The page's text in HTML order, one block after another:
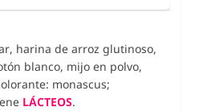
harina de arroz glutinoso,
blanco, mijo en polvo,
monascus;
LÁCTEOS.